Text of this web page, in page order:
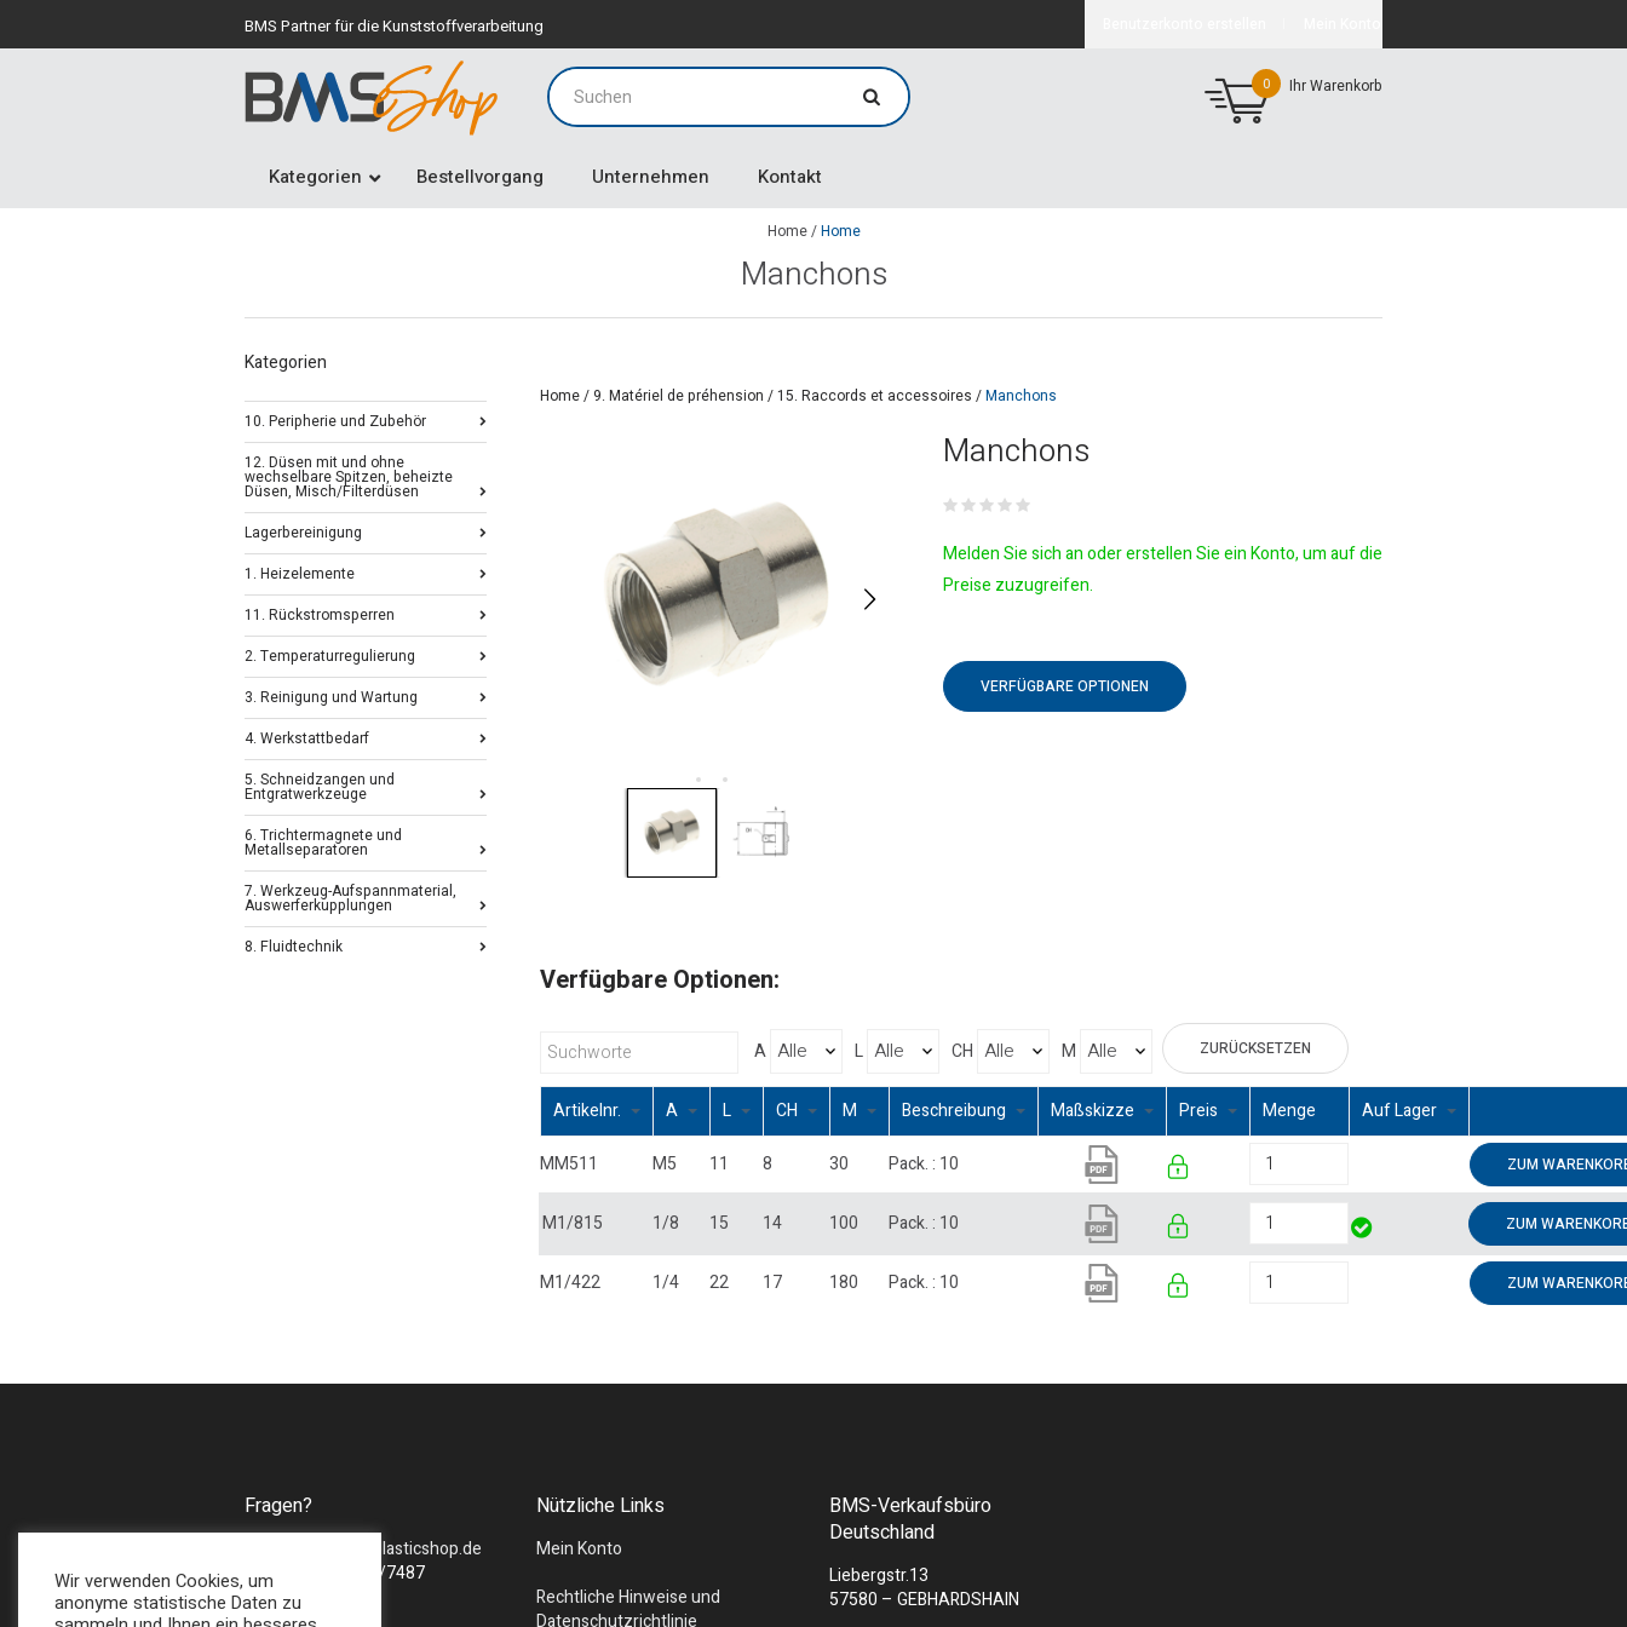
BMS Partner für die Kunststoffverarbeitung
0 Ihr Warenkorb
Kategorien Bestellvorgang Unternehmen Kontakt
Home/Home
Manchons
Home/ 9. Matériel de préhension /15. Raccords et accessoires /Manchons
Manchons
Melden Sie sich an oder erstellen Sie ein Konto, um auf die
Preise zuzugreifen.
VERFÜGBARE OPTIONEN
Verfügbare Optionen:
A L CH M ZURÜCKSETZEN
Artikelnr. A L CH M Beschreibung Maßskizze Preis Menge Auf Lager
MM511 M5 11 8 30 Pack. : 10 ZUM
M1/815 1/8 15 14 100 Pack. : 10 ZUM
M1/422 1/4 22 17 180 Pack. : 10 ZUM
Kategorien
10. Peripherie und Zubehör
12. Düsen mit und ohne
wechselbare Spitzen, beheizte
Düsen, Misch/Filterdüsen
Lagerbereinigung
1. Heizelemente
11. Rückstromsperren
2. Temperaturregulierung
3. Reinigung und Wartung
4. Werkstattbedarf
5. Schneidzangen und
Entgratwerkzeuge
6. Trichtermagnete und
Metallseparatoren
7. Werkzeug-Aufspannmaterial,
Auswerferkupplungen
8. Fluidtechnik
Fragen?
sales@bmsplasticshop.de
Tel : + 49 (0) 2747/7487
Nützliche Links
Mein Konto
Rechtliche Hinweise und
Datenschutzrichtlinie
BMS-Verkaufsbüro
Deutschland
Liebergstr.13
57580 – GEBHARDSHAIN
Wir verwenden Cookies, um
anonyme statistische Daten zu